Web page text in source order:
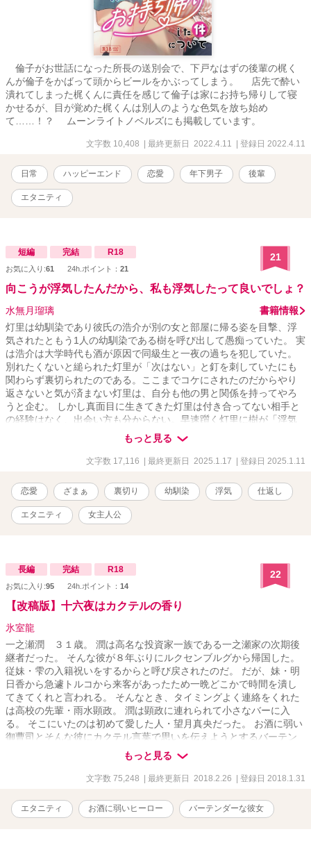
倫子がお世話になった所長の送別会で、下戸なはずの後輩の梶く
んが倫子をかばって頭からビールをかぶってしまう。 店先で酔い
潰れてしまった梶くんに責任を感じて倫子は家にお持ち帰りして寝
かせるが、目が覚めた梶くんは別人のような色気を放ち始め
て……！？ ムーンライトノベルズにも掲載しています。
文字数 10,408 | 最終更新日 2022.4.11 | 登録日 2022.4.11
日常 ハッピーエンド 恋愛 年下男子 後輩
エタニティ
短編 完結 R18
お気に入り:61 24h.ポイント： 21
21
向こうが浮気したんだから、私も浮気したって良いでしょ？
水無月瑠璃
書籍情報
灯里は幼馴染であり彼氏の浩介が別の女と部屋に帰る姿を目撃、浮
気されたともう1人の幼馴染である樹を呼び出して愚痴っていた。 実
は浩介は大学時代も酒が原因で同級生と一夜の過ちを犯していた。
別れたくないと縋られた灯里が「次はない」と釘を刺していたにも
関わらず裏切られたのである。ここまでコケにされたのだからやり
返さないと気が済まない灯里は、自分も他の男と関係を持ってやろ
うと企む。 しかし真面目に生きてきた灯里は付き合ってない相手と
の経験はなく、出会い方も分からない。早速躓く灯里に樹が「浮気
もっと見る
文字数 17,116 | 最終更新日 2025.1.17 | 登録日 2025.1.11
恋愛 ざまぁ 裏切り 幼馴染 浮気 仕返し
エタニティ 女主人公
長編 完結 R18
お気に入り:95 24h.ポイント： 14
22
【改稿版】十六夜はカクテルの香り
氷室龍
一之瀬潤 ３１歳。 潤は高名な投資家一族である一之瀬家の次期後
継者だった。 そんな彼が８年ぶりにルクセンブルグから帰国した。
従妹・雫の入籍祝いをするからと呼び戻されたのだ。 だが、妹・明
日香から急遽トルコから来客があったため一晩どこかで時間を潰し
てきてくれと言われる。 そんなとき、タイミングよく連絡をくれた
は高校の先輩・雨水顕政。 潤は顕政に連れられて小さなバーに入
る。 そこにいたのは初めて愛した人・望月真央だった。 お酒に弱い
御曹司とそんな彼にカクテル言葉で思いを伝えようとするバーテン
ダーの彼女が織り成す恋物語 以前投稿していたもの改稿版になりま
す 大筋は変わりませんが、加筆及び修正しております。
もっと見る
文字数 75,248 | 最終更新日 2018.2.26 | 登録日 2018.1.31
エタニティ お酒に弱いヒーロー バーテンダーな彼女